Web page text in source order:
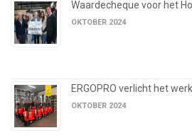
Waardecheque voor het
OKTOBER 2024
ERGOPRO verlicht het
OKTOBER 2024